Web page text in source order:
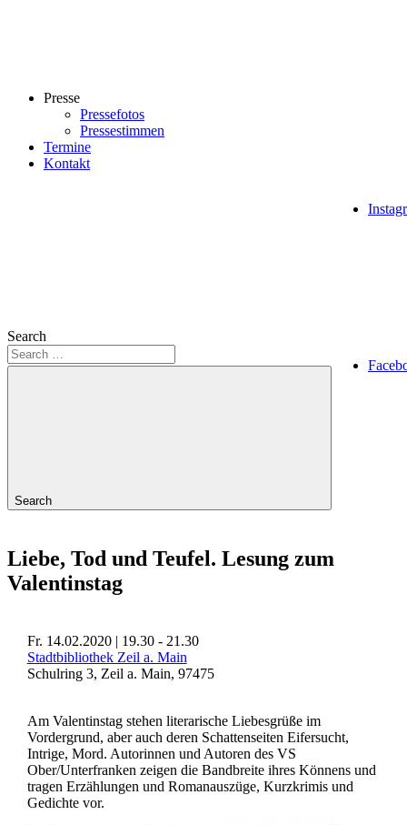
Presse
Pressefotos
Pressestimmen
Termine
Kontakt
Search
Search
Liebe, Tod und Teufel. Lesung zum
Valentinstag
Fr. 14.02.2020 | 19.30 - 21.30
Stadtbibliothek Zeil a. Main
Schulring 3, Zeil a. Main, 97475
Am Valentinstag stehen literarische Liebesgrüße im
Vordergrund, aber auch deren Schattenseiten Eifersucht,
Intrige, Mord. Autorinnen und Autoren des VS
Ober/Unterfranken zeigen die Bandbreite ihres Könnens und
tragen Erzählungen und Romanauszüge, Kurzkrimis und
Gedichte vor.